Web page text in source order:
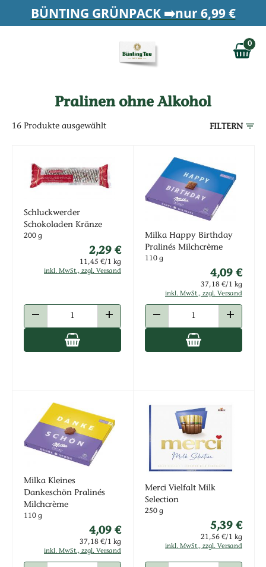
Zum Hauptinhalt springen
Zur Navigation springen
BÜNTING GRÜNPACK ➡️nur 6,99 €
0,00 €
0
Pralinen ohne Alkohol
16 Produkte ausgewählt FILTERN
Schluckwerder
Schokoladen Kränze
200 g
2,29 €
11,45 €/1 kg
inkl. MwSt., zzgl. Versand
ANZAHL VERRINGERN ANZAHL ERHÖHEN
Milka Happy Birthday
Pralinés Milchcrème
110 g
4,09 €
37,18 €/1 kg
inkl. MwSt., zzgl. Versand
ANZAHL VERRINGERN ANZAHL
Milka Kleines
Dankeschön Pralinés
Milchcrème
110 g
4,09 €
37,18 €/1 kg
inkl. MwSt., zzgl. Versand
Merci Vielfalt Milk
Selection
250 g
5,39 €
21,56 €/1 kg
inkl. MwSt., zzgl. Versand